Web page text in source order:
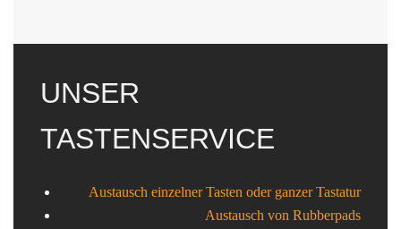
UNSER
TASTENSERVICE
Austausch einzelner Tasten oder ganzer Tastatur
Austausch von Rubberpads